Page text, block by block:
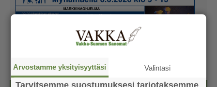
Arvostamme yksityisyyttäsi Valintasi
Tarvitsemme suostumuksesi tarjotaksemme